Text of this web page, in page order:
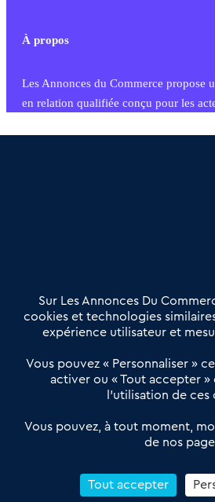
À propos
Les Annonces du Commerce propose
en relation qualifiée conçu pour les
commercial et les collectivités
Offres Pro
Actualités
Qui sommes nous ?
Derniers articles
Réseau 3C : un partenaire national
Petitscommerces : Un partenariat au
proximité et des territoires
Reprendre un Restaurant Rapide
Sur Les Annonces Du
cookies et technologies
expérience utilisateur et
Vous pouvez « Personnaliser »
activer ou « Tout accepter
l’utilisation de ces
Vous pouvez, à tout moment,
de nos
Tout accepter